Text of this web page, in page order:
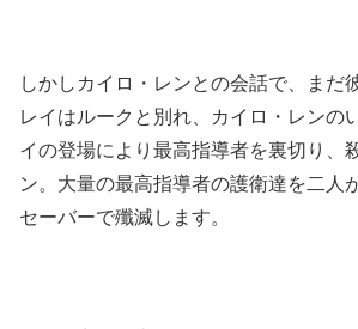
しかしカイロ・レンとの会話で、まだ
レイはルークと別れ、カイロ・レンの
イの登場により最高指導者を裏切り、
ン。大量の最高指導者の護衛達を二人
セーバーで殲滅します。